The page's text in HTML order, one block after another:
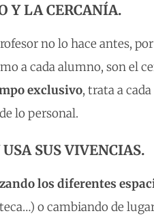
Y LA CERCANÍA.
no lo hace antes,
a cada alumno, son el
exclusivo, trata a
lo personal.
SUS VIVENCIAS.
los diferentes
o cambiando de